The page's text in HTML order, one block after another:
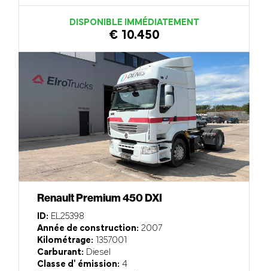
DISPONIBLE IMMÉDIATEMENT
€ 10.450
Renault Premium 450 DXI
ID: EL25398
Année de construction: 2007
Kilométrage: 1357001
Carburant: Diesel
Classe d' émission: 4